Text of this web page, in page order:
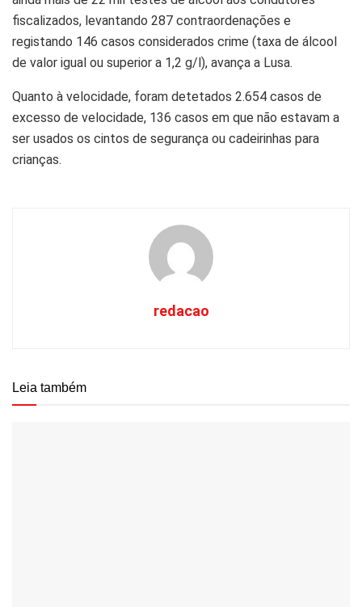
fiscalizados, levantando 287 contraordenações e
registando 146 casos considerados crime (taxa de álcool
de valor igual ou superior a 1,2 g/l), avança a Lusa.
Quanto à velocidade, foram detetados 2.654 casos de
excesso de velocidade, 136 casos em que não estavam a
ser usados os cintos de segurança ou cadeirinhas para
crianças.
redacao
Leia também